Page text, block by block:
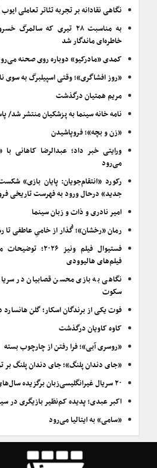
نگاهی نقادانه بر تجربه تئاتر تعاملی
به مناسبت ۲۸ تیری که
خاطره‌ای ماندگار شد
کمدی «مادرکیو» دوباره روی صحنه
«روز افشاگری»؛ وقتی اسپیلبرگ به سوی
مریم همتیان درگذشت
نامه خانه سینما به پزشکیان منتشر
«زن و بچه»؛ فروپاشیدن
ورایتی خبر داد؛ عبدالرضا کاهانی
می‌رود
رکورد «انتقام‌جویان: پایان بازی»
جدید» درحال ورود به فهرست تاریخی
امیر نادری و ذات و زبان سینما
رمان «رخشان»؛ گُذار از خامیِ عاطفی تا
فستیوال فیلم ونیز
فیلم‌های هالیوودی
نگاهی به بازی محسن قصابیان در
سکوت
فوت یکی از برندگان اسکار؛ گلن
کاوه کاویان درگذشت
«روسری آبی»؛ فرا رفتن از چارچوب بسته
«جای دندان پلنگ»؛ جای دندان پلنگ بر
۲۰ سریال غیرانگلیسی‌زبان برگزیده سال‌های اخیر
اکبر عبدی؛ پدیده کم‌نظیر بازیگری در
«سامی» به ایتالیا می‌رود